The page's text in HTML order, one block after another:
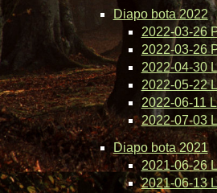
Diapo bota 2022
2022-03-26
2022-03-26
2022-04-30
2022-05-22
2022-06-11
2022-07-03
Diapo bota 2021
2021-06-26
2021-06-13